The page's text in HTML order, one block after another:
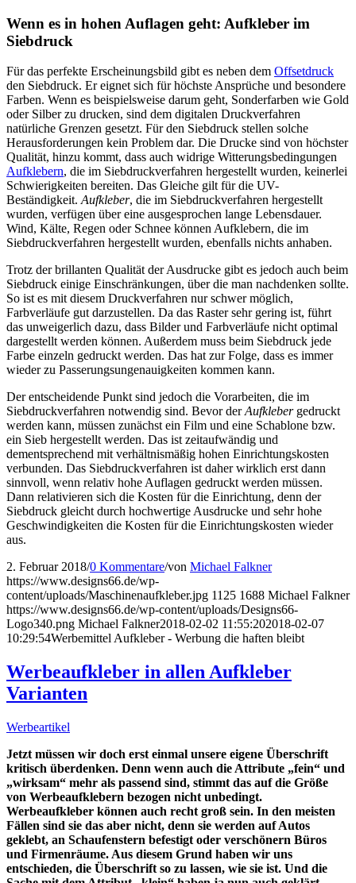
Wenn es in hohen Auflagen geht: Aufkleber im
Siebdruck
Für das perfekte Erscheinungsbild gibt es neben dem Offsetdruck
den Siebdruck. Er eignet sich für höchste Ansprüche und besondere
Farben. Wenn es beispielsweise darum geht, Sonderfarben wie Gold
oder Silber zu drucken, sind dem digitalen Druckverfahren
natürliche Grenzen gesetzt. Für den Siebdruck stellen solche
Herausforderungen kein Problem dar. Die Drucke sind von höchster
Qualität, hinzu kommt, dass auch widrige Witterungsbedingungen
Aufklebern, die im Siebdruckverfahren hergestellt wurden, keinerlei
Schwierigkeiten bereiten. Das Gleiche gilt für die UV-
Beständigkeit.Aufkleber, die im Siebdruckverfahren hergestellt
wurden, verfügen über eine ausgesprochen lange Lebensdauer.
Wind, Kälte, Regen oder Schnee können Aufklebern, die im
Siebdruckverfahren hergestellt wurden, ebenfalls nichts anhaben.
Trotz der brillanten Qualität der Ausdrucke gibt es jedoch auch beim
Siebdruck einige Einschränkungen, über die man nachdenken sollte.
So ist es mit diesem Druckverfahren nur schwer möglich,
Farbverläufe gut darzustellen. Da das Raster sehr gering ist, führt
das unweigerlich dazu, dass Bilder und Farbverläufe nicht optimal
dargestellt werden können. Außerdem muss beim Siebdruck jede
Farbe einzeln gedruckt werden. Das hat zur Folge, dass es immer
wieder zu Passerungsungenauigkeiten kommen kann.
Der entscheidende Punkt sind jedoch die Vorarbeiten, die im
Siebdruckverfahren notwendig sind. Bevor derAufklebergedruckt
werden kann, müssen zunächst ein Film und eine Schablone bzw.
ein Sieb hergestellt werden. Das ist zeitaufwändig und
dementsprechend mit verhältnismäßig hohen Einrichtungskosten
verbunden. Das Siebdruckverfahren ist daher wirklich erst dann
sinnvoll, wenn relativ hohe Auflagen gedruckt werden müssen.
Dann relativieren sich die Kosten für die Einrichtung, denn der
Siebdruck gleicht durch hochwertige Ausdrucke und sehr hohe
Geschwindigkeiten die Kosten für die Einrichtungskosten wieder
aus.
2. Februar 2018/0 Kommentare/von Michael Falkner
https://www.designs66.de/wp-
content/uploads/Maschinenaufkleber.jpg 1125 1688 Michael Falkner
https://www.designs66.de/wp-content/uploads/Designs66-
Logo340.png Michael Falkner2018-02-02 11:55:202018-02-07
10:29:54Werbemittel Aufkleber - Werbung die haften bleibt
Werbeaufkleber in allen Aufkleber
Varianten
Werbeartikel
Jetzt müssen wir doch erst einmal unsere eigene Überschrift
kritisch überdenken. Denn wenn auch die Attribute „fein“ und
„wirksam“ mehr als passend sind, stimmt das auf die Größe
von Werbeaufklebern bezogen nicht unbedingt.
Werbeaufkleber können auch recht groß sein. In den meisten
Fällen sind sie das aber nicht, denn sie werden auf Autos
geklebt, an Schaufenstern befestigt oder verschönern Büros
und Firmenräume. Aus diesem Grund haben wir uns
entschieden, die Überschrift so zu lassen, wie sie ist. Und die